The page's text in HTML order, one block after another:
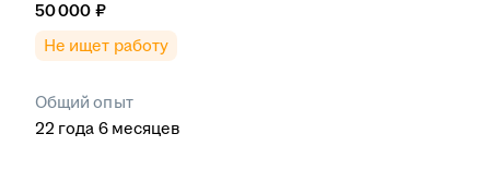
50 000 ₽
Не ищет работу
Общий опыт
22 года 6 месяцев